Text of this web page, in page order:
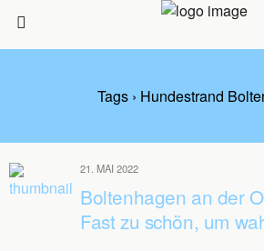
Tags › Hundestrand
21. MAI 2022
Boltenhagen an der
Fast zu schön, um